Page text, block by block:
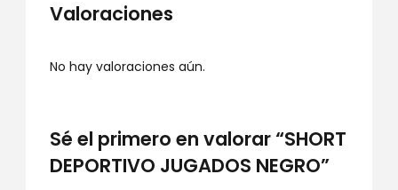
Valoraciones
No hay valoraciones aún.
Sé el primero en valorar “SHORT
DEPORTIVO JUGADOS NEGRO”